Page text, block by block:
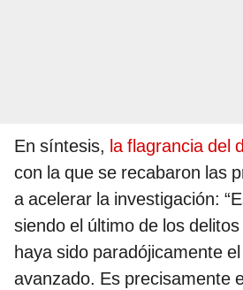
En síntesis, la flagrancia del
con la que se recabaron las
a acelerar la investigación:
siendo el último de los
haya sido paradójicamente
avanzado. Es precisamente